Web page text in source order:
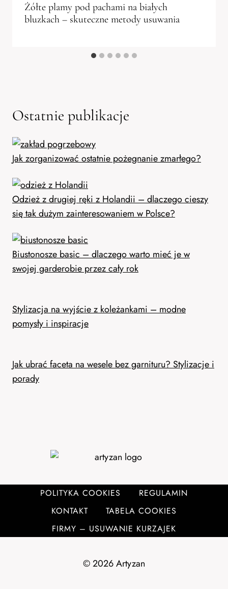
Żółte plamy pod pachami na białych
bluzkach – skuteczne metody usuwania
Ostatnie publikacje
Jak zorganizować ostatnie pożegnanie zmarłego?
Odzież z drugiej ręki z Holandii – dlaczego cieszy
się tak dużym zainteresowaniem w Polsce?
Biustonosze basic – dlaczego warto mieć je w
swojej garderobie przez cały rok
Stylizacja na wyjście z koleżankami – modne
pomysły i inspiracje
Jak ubrać faceta na wesele bez garnituru? Stylizacje i
porady
POLITYKA COOKIES
REGULAMIN
KONTAKT
TABELA COOKIES
FIRMY – USUWANIE KURZAJEK
© 2026 Artyzan